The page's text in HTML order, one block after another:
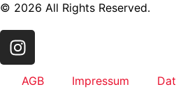
© 2026 All Rights Reserved.
AGB Impressum